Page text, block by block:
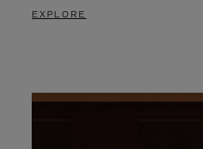
EXPLORE